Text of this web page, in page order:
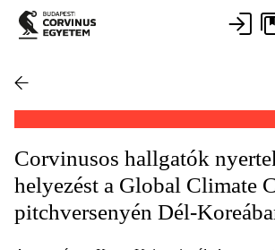
Corvinusos hallgatók
helyezést a Global Climate
pitchversenyén Dél-